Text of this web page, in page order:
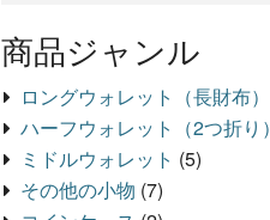
商品ジャンル
ロングウォレット（長財布）
ハーフウォレット（2つ折り）
ミドルウォレット (5)
その他の小物 (7)